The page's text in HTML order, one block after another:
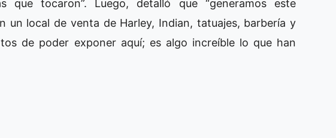
que tocaron”. Luego, detalló que “generamos este
un local de venta de Harley, Indian, tatuajes, barbería y
de poder exponer aquí; es algo increíble lo que han